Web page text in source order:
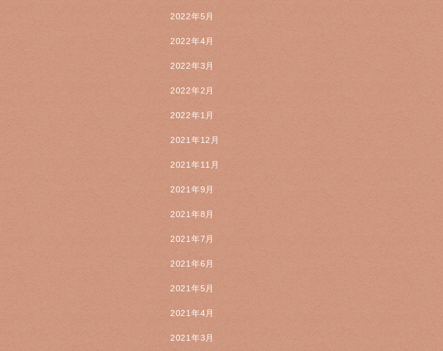
2022年5月
2022年4月
2022年3月
2022年2月
2022年1月
2021年12月
2021年11月
2021年9月
2021年8月
2021年7月
2021年6月
2021年5月
2021年4月
2021年3月